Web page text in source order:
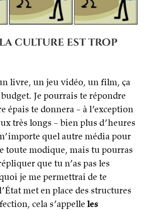
la culture est trop
livre, un jeu vidéo, un film, ça
Je pourrais te répondre
épais te donnera – à l’exception
très longs – bien plus d’heures
quel autre média pour
toute modique, mais tu pourras
que tu n’as pas les
je me permettrai de te
met en place des structures
cela s’appelle les